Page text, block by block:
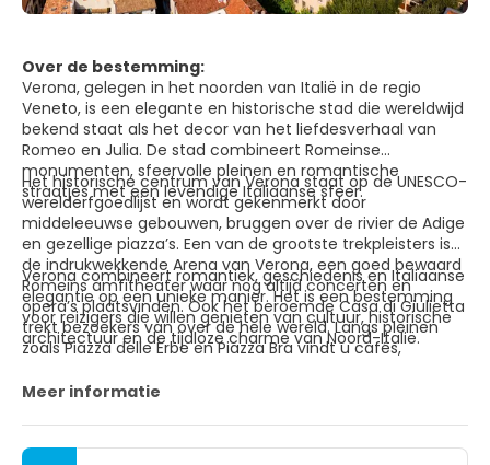
Over de bestemming:
Verona, gelegen in het noorden van Italië in de regio
Veneto, is een elegante en historische stad die wereldwijd
bekend staat als het decor van het liefdesverhaal van
Romeo en Julia. De stad combineert Romeinse
monumenten, sfeervolle pleinen en romantische
straatjes met een levendige Italiaanse sfeer.
Het historische centrum van Verona staat op de UNESCO-
werelderfgoedlijst en wordt gekenmerkt door
middeleeuwse gebouwen, bruggen over de rivier de Adige
en gezellige piazza’s. Een van de grootste trekpleisters is
de indrukwekkende Arena van Verona, een goed bewaard
Romeins amfitheater waar nog altijd concerten en
opera’s plaatsvinden. Ook het beroemde Casa di Giulietta
trekt bezoekers van over de hele wereld. Langs pleinen
zoals Piazza delle Erbe en Piazza Bra vindt u cafés,
sfeer van de stad.
Verona combineert romantiek, geschiedenis en Italiaanse
elegantie op een unieke manier. Het is een bestemming
voor reizigers die willen genieten van cultuur, historische
architectuur en de tijdloze charme van Noord-Italië.
Meer informatie